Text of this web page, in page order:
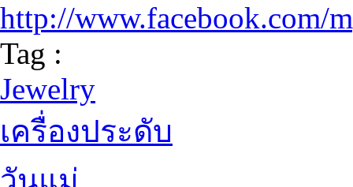
http://www.facebook.com/
Tag :
Jewelry
เครื่องประดับ